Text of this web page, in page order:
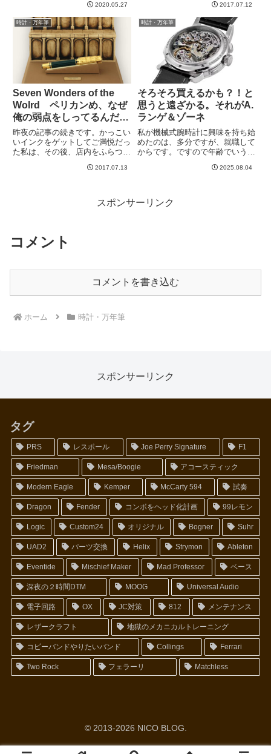
気になっていたのですが、しばら
くそのままにしてしまってまし
た。が、先日、多分これかな？と
いうのを見つけ、レビューなどを
2020.05.27
わざわしますねw いや、あく
まで目的はインク。 なんか素敵
な色のな...
2017.07.12
時計・万年筆
Seven Wonders of the
Wolrd ペリカンめ、なぜ
俺の弱点をしってるんだの
巻
昨夜の記事の続きです。かっこい
いインクをゲットしてご満悦だっ
た私は、その後、店内をふらつ
のもかっこいいねー、素敵だね
る最中、とんでもないものを見つ
2017.07.13
時計・万年筆
そろそろ買えるかも？！と
思うと遠ざかる。それがA.
ランゲ＆ゾーネ
私が機械式腕時計に興味を持ち始
めたのは、多分ですが、就職して
からです。ですので年齢でいうと
か。カルティエのパシャCのブラ
のを覚えてます。当時赴任してい
た...
2025.08.04
スポンサーリンク
コメント
コメントを書き込む
ホーム 時計・万年筆
スポンサーリンク
タグ
PRS レスポール Joe Perry Signature F1
Friedman Mesa/Boogie アコースティック
Modern Eagle Kemper McCarty 594 試奏
Dragon Fender コンボをヘッド化計画 99レモン
Logic Custom24 オリジナル Bogner Suhr
UAD2 パーツ交換 Helix Strymon Ableton
Eventide Mischief Maker Mad Professor ベース
深夜の２時間DTM MOOG Universal Audio
電子回路 OX JC対策 812 メンテナンス
レザークラフト 地獄のメカニカルトレーニング
コピーバンドやりたいバンド Collings Ferrari
Two Rock フェラーリ Matchless
© 2013-2026 NICO BLOG.